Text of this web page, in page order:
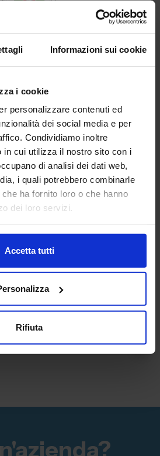
Informazioni sui cookie
i cookie
personalizzare contenuti ed
dei social media e per
Condividiamo inoltre
in cui utilizza il nostro sito con i
di analisi dei dati web,
i quali potrebbero combinarle
ha fornito loro o che hanno
dei loro servizi.
Accetta tutti
Rifiuta
Partners